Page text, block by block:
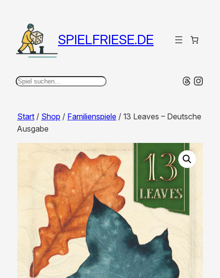
SPIELFRIESE.DE
Suchen
Start/ Shop / Familienspiele / 13 Leaves – Deutsche
Ausgabe